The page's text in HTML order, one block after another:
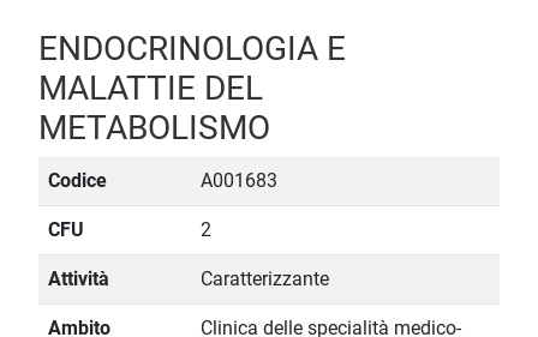
ENDOCRINOLOGIA E
MALATTIE DEL
METABOLISMO
Codice A001683
CFU 2
Attività Caratterizzante
Ambito Clinica delle specialità medico-